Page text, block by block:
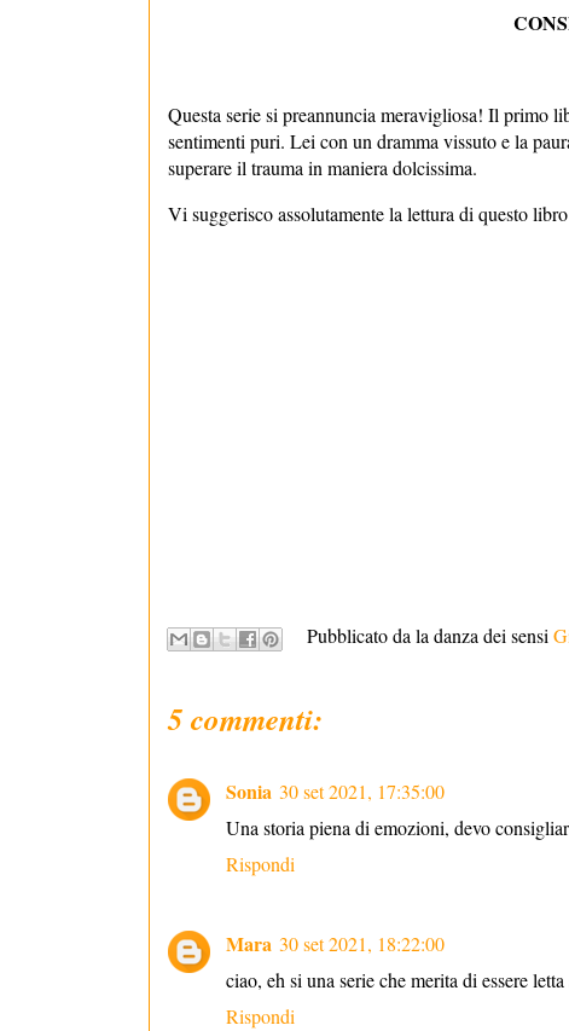
Questa serie si preannuncia meravigliosa! Il primo
sentimenti puri. Lei con un dramma vissuto e la
superare il trauma in maniera dolcissima.
Vi suggerisco assolutamente la lettura di questo
Pubblicato da la danza dei sensi
5 commenti:
Sonia 30 set 2021, 17:35:00
Una storia piena di emozioni, devo
Rispondi
Mara 30 set 2021, 18:22:00
ciao, eh si una serie che merita di essere
Rispondi